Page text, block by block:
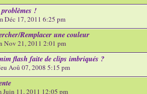
!
Déc 17, 2011 6:25 pm
Remplacer une couleur
Nov 21, 2011 2:01 pm
flash faite de clips imbriqués ?
Aoû 07, 2008 5:15 pm
Juin 11, 2011 12:05 pm